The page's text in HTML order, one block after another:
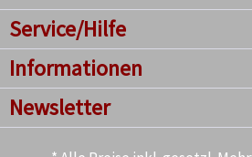
Service/Hilfe
Informationen
Newsletter